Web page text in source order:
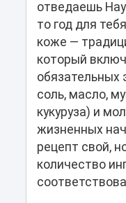
отведаешь
то год для
коже —
который
обязательных
соль, масло,
кукуруза) и
жизненных
рецепт свой,
количество